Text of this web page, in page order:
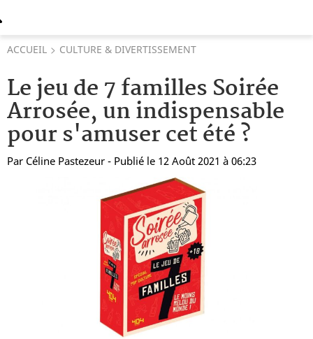
ACCUEIL CULTURE & DIVERTISSEMENT
Le jeu de 7 familles Soirée
Arrosée, un indispensable
pour s'amuser cet été ?
Par Céline Pastezeur - Publié le 12 Août 2021 à 06:23